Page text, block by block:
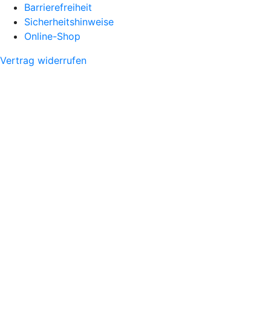
Barrierefreiheit
Sicherheitshinweise
Online-Shop
Vertrag widerrufen